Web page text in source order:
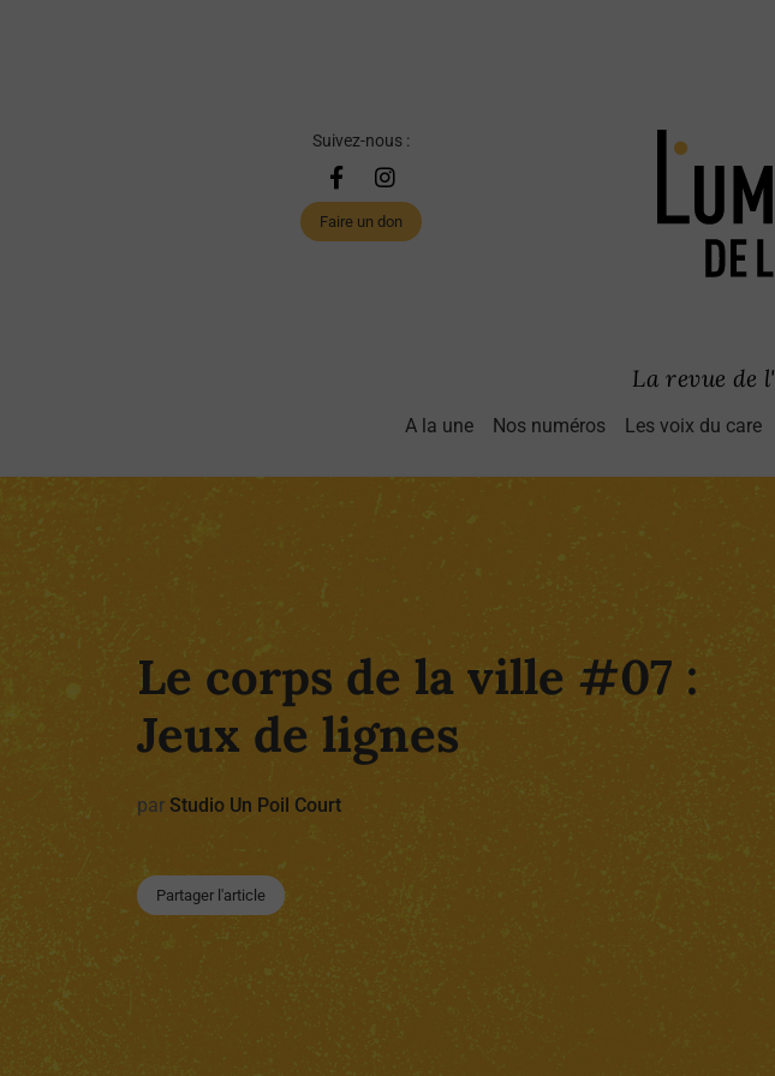
Suivez-nous :
Faire un don
La revue de l'
A la une Nos numéros Les voix du care
Le corps de la ville #07 :
Jeux de lignes
par Studio Un Poil Court
Partager l'article